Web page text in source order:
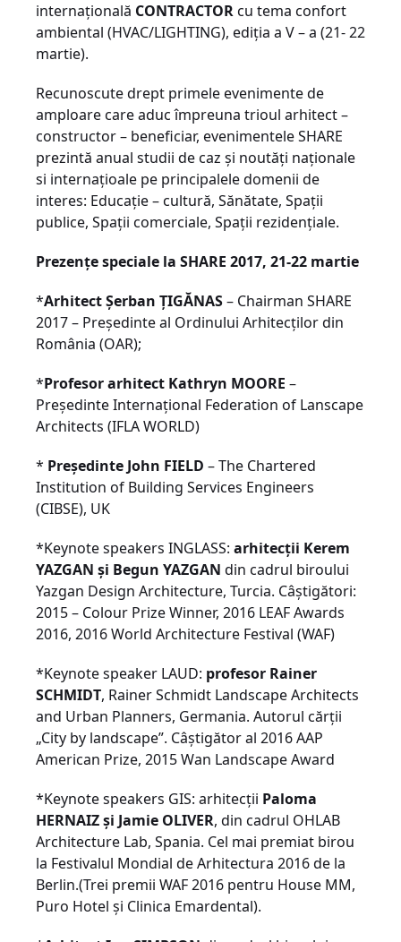
internațională CONTRACTORcu tema confort
ambiental (HVAC/LIGHTING), ediția a V – a (21- 22
martie).
Recunoscute drept primele evenimente de
amploare care aduc împreuna trioul arhitect –
constructor – beneficiar, evenimentele SHARE
prezintă anual studii de caz și noutăți naționale
si internațioale pe principalele domenii de
interes: Educație – cultură, Sănătate, Spații
publice, Spații comerciale, Spații rezidențiale.
Prezențe speciale la SHARE 2017, 21-22 martie
*Arhitect Șerban ȚIGĂNAS– Chairman SHARE
2017 – Președinte al Ordinului Arhitecților din
România (OAR);
*Profesor arhitect Kathryn MOORE –
Președinte Internațional Federation of Lanscape
Architects (IFLA WORLD)
* Președinte John FIELD – The Chartered
Institution of Building Services Engineers
(CIBSE), UK
*Keynote speakers INGLASS: arhitecții Kerem
YAZGAN și Begun YAZGAN din cadrul biroului
Yazgan Design Architecture, Turcia. Câștigători:
2015 – Colour Prize Winner, 2016 LEAF Awards
2016, 2016 World Architecture Festival (WAF)
*Keynote speaker LAUD: profesor Rainer
SCHMIDT, Rainer Schmidt Landscape Architects
and Urban Planners, Germania. Autorul cărții
„City by landscape”. Câștigător al 2016 AAP
American Prize, 2015 Wan Landscape Award
*Keynote speakers GIS: arhitecții Paloma
HERNAIZ și Jamie OLIVER, din cadrul OHLAB
Architecture Lab, Spania. Cel mai premiat birou
la Festivalul Mondial de Arhitectura 2016 de la
Berlin.(Trei premii WAF 2016 pentru House MM,
Puro Hotel și Clinica Emardental).